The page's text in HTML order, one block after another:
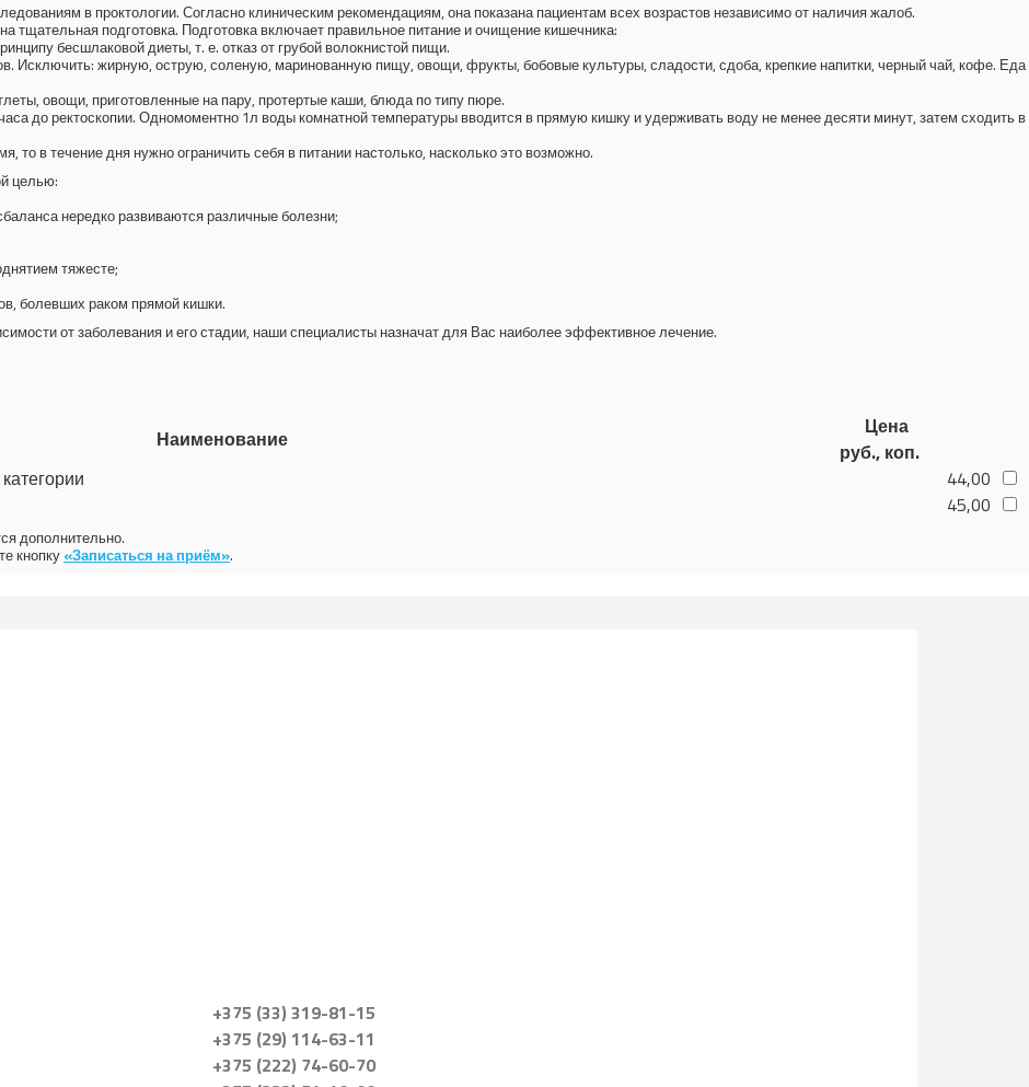
в проктологии. Согласно клиническим рекомендациям, она показана пациентам всех возрастов независимо от наличия жалоб.
подготовка. Подготовка включает правильное питание и очищение кишечника:
бесшлаковой диеты, т. е. отказ от грубой волокнистой пищи.
Исключить: жирную, острую, соленую, маринованную пищу, овощи, фрукты, бобовые культуры, сладости, сдоба, крепкие напитки, черный чай, кофе. Еда
овощи, приготовленные на пару, протертые каши, блюда по типу пюре.
до ректоскопии. Одномоментно 1л воды комнатной температуры вводится в прямую кишку и удерживать воду не менее десяти минут, затем сходить в
то в течение дня нужно ограничить себя в питании настолько, насколько это возможно.
целью:
нередко развиваются различные болезни;
тяжесте;
болевших раком прямой кишки.
от заболевания и его стадии, наши специалисты назначат для Вас наиболее эффективное лечение.
Наименование
Цена
руб., коп.
44,00
45,00
дополнительно.
кнопку «Записаться на приём».
+375 (33) 319-81-15
+375 (29) 114-63-11
+375 (222) 74-60-70